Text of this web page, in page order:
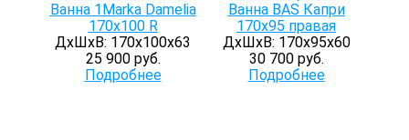
Ванна 1Marka Damelia
170х100 R
ДхШхВ: 170х100х63
25 900 руб.
Подробнее
Ванна BAS Капри
170x95 правая
ДхШхВ: 170х95х60
30 700 руб.
Подробнее